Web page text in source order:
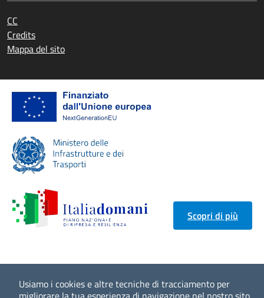
Usiamo i cookies e altre tecniche di tracciamento per
CC
Credits
Mappa del sito
Scopri di più